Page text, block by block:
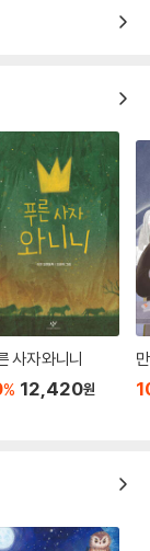
사자 와니니
% 12,420원